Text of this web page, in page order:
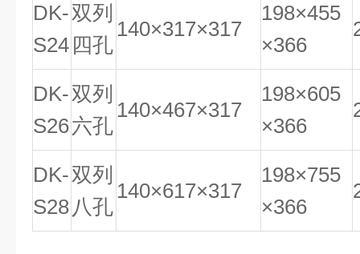
DK-
S24
双列
四孔
140×317×317
198×455
×366
DK-
S26
双列
六孔
140×467×317
198×605
×366
DK-
S28
双列
八孔
140×617×317
198×755
×366